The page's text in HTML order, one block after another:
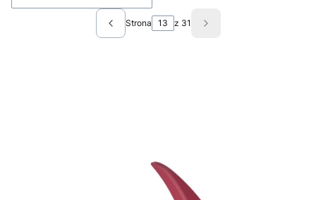
Poprzednie produkty
Strona z 31 Następne produkty